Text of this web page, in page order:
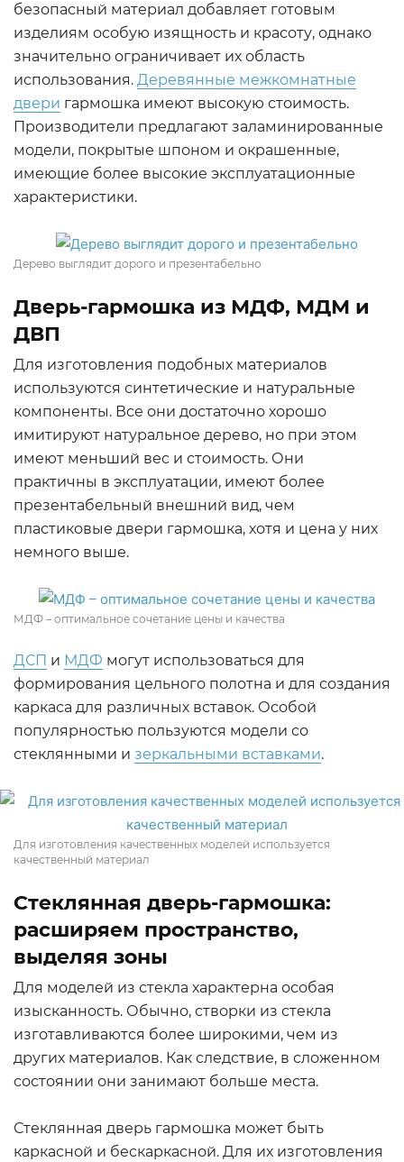
безопасный материал добавляет готовым
изделиям особую изящность и красоту, однако
значительно ограничивает их область
использования. Деревянные межкомнатные
двери гармошка имеют высокую стоимость.
Производители предлагают заламинированные
модели, покрытые шпоном и окрашенные,
имеющие более высокие эксплуатационные
характеристики.
Дерево выглядит дорого и презентабельно
Дверь-гармошка из МДФ, МДМ и
ДВП
Для изготовления подобных материалов
используются синтетические и натуральные
компоненты. Все они достаточно хорошо
имитируют натуральное дерево, но при этом
имеют меньший вес и стоимость. Они
практичны в эксплуатации, имеют более
презентабельный внешний вид, чем
пластиковые двери гармошка, хотя и цена у них
немного выше.
МДФ – оптимальное сочетание цены и качества
ДСП и МДФ могут использоваться для
формирования цельного полотна и для создания
каркаса для различных вставок. Особой
популярностью пользуются модели со
стеклянными и зеркальными вставками.
Для изготовления качественных моделей используется
качественный материал
Стеклянная дверь-гармошка:
расширяем пространство,
выделяя зоны
Для моделей из стекла характерна особая
изысканность. Обычно, створки из стекла
изготавливаются более широкими, чем из
других материалов. Как следствие, в сложенном
состоянии они занимают больше места.
Стеклянная дверь гармошка может быть
каркасной и бескаркасной. Для их изготовления